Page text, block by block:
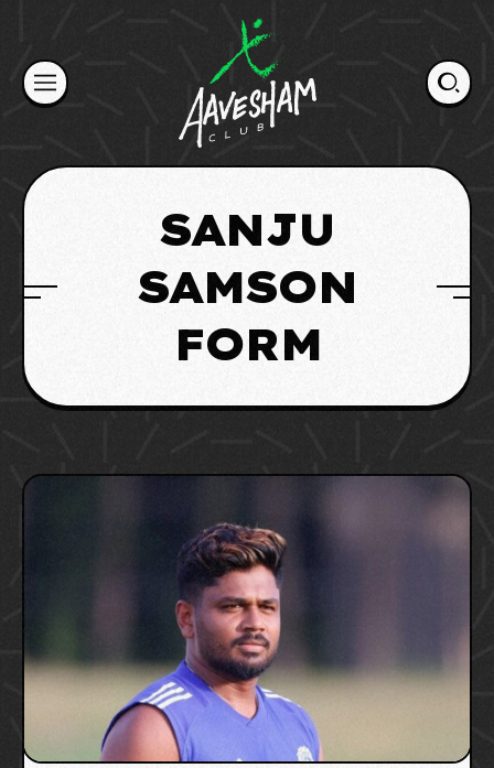
content
SANJU
SAMSON
FORM